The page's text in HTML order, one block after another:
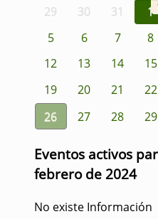
29 30 31 1
5
6 7 8
12 13 14 15
19
20 21 22
26
27 28 29
Eventos activos
febrero de 2024
No existe Información